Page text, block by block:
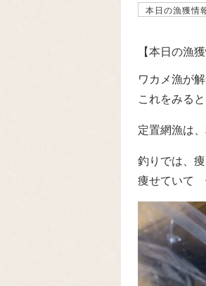
本日の漁獲情
【本日の
ワカメ漁が
これをみる
定置網漁は、
釣りでは、
痩せていて